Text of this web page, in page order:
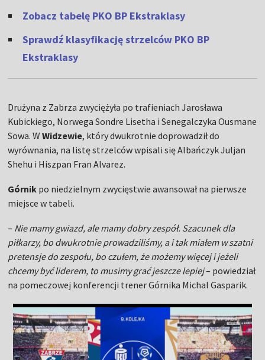
Zobacz tabelę PKO BP Ekstraklasy
Sprawdź klasyfikację strzelców PKO BP
Ekstraklasy
Drużyna z Zabrza zwyciężyła po trafieniach Jarosława
Kubickiego, Norwega Sondre Lisetha i Senegalczyka Ousmane
Sowa. WWidzewie, który dwukrotnie doprowadził do
wyrównania, na listę strzelców wpisali się Albańczyk Juljan
Shehu i Hiszpan Fran Alvarez.
Górnik po niedzielnym zwycięstwie awansował na pierwsze
miejsce w tabeli.
– Nie mamy gwiazd, ale mamy dobry zespół. Szacunek dla
piłkarzy, bo dwukrotnie prowadziliśmy, a i tak miałem w szatni
pretensje do zespołu, bo czułem, że możemy więcej i jeżeli
chcemy być liderem, to musimy grać jeszcze lepiej– powiedział
na pomeczowej konferencji trener Górnika Michal Gasparik.